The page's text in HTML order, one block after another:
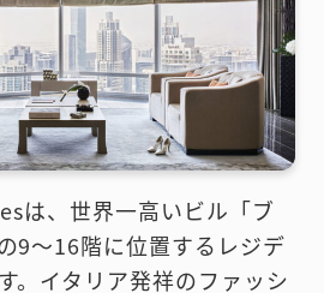
は、世界一高いビル「ブ
9〜16階に位置するレジデ
。イタリア発祥のファッシ